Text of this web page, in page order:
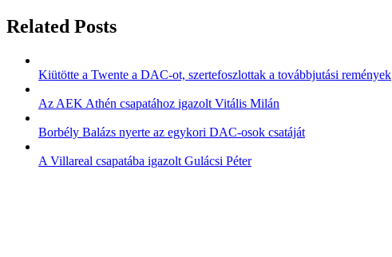
Related Posts
Kiütötte a Twente a DAC-ot, szertefoszlottak a továbbjutási remények
Az AEK Athén csapatához igazolt Vitális Milán
Borbély Balázs nyerte az egykori DAC-osok csatáját
A Villareal csapatába igazolt Gulácsi Péter